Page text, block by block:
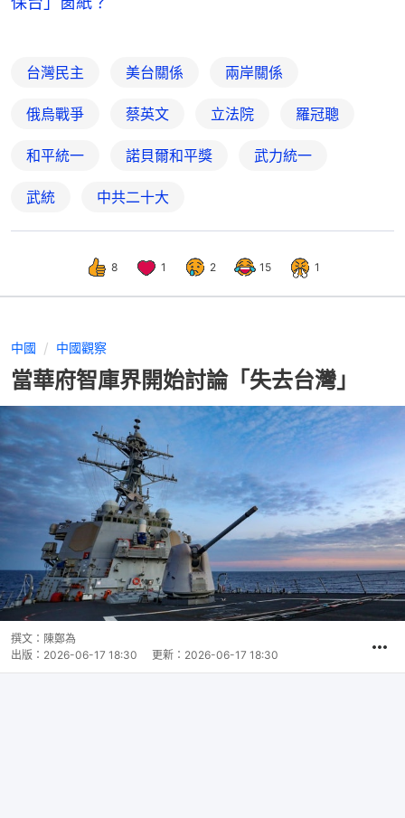
台灣民主 美台關係 兩岸關係
俄烏戰爭 蔡英文 立法院 羅冠聰
和平統一 諾貝爾和平獎 武力統一
武統 中共二十大
8 1 2 15 1
中國 中國觀察
當華府智庫界開始討論「失去台灣」
撰文： 陳鄭為
出版： 2026-06-17 18:30 更新： 2026-06-17 18:30